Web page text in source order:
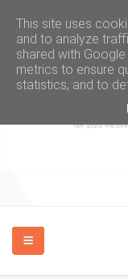
This site uses
and to analyze
shared with
metrics to ensure
statistics, and to